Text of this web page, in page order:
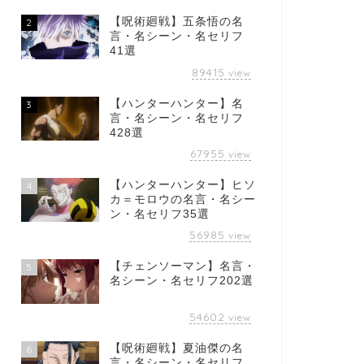
2
【呪術廻戦】五条悟の名
言・名シーン・名セリフ
41選
89415 view
3
【ハンターハンター】名
言・名シーン・名セリフ
428選
67955 view
4
【ハンターハンター】ヒソ
カ＝モロウの名言・名シー
ン・名セリフ35選
56985 view
5
【チェンソーマン】名言・
名シーン・名セリフ202選
54602 view
6
【呪術廻戦】夏油傑の名